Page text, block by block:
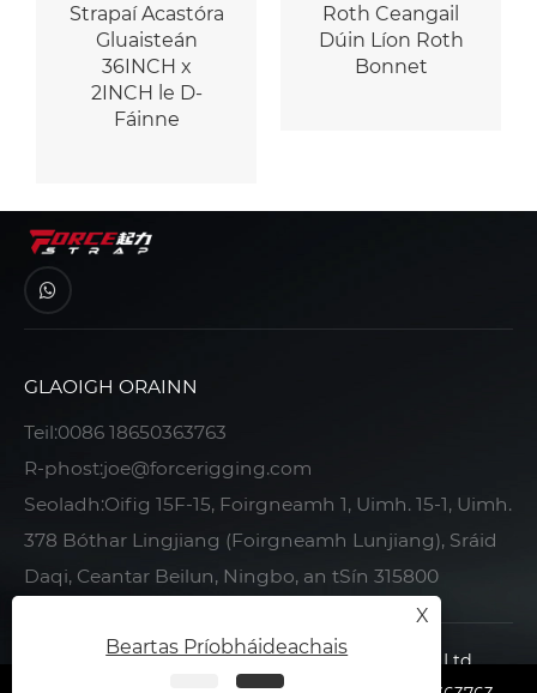
Strapaí Acastóra
Gluaisteán
36INCH x
2INCH le D-
Fáinne
Roth Ceangail
Dúin Líon Roth
Bonnet
GLAOIGH ORAINN
Teil:0086 18650363763
R-phost:joe@forcerigging.com
Seoladh:Oifig 15F-15, Foirgneamh 1, Uimh. 15-1, Uimh.
378 Bóthar Lingjiang (Foirgneamh Lunjiang), Sráid
Daqi, Ceantar Beilun, Ningbo, an tSín 315800
Cóipcheart © 2022 Ningbo Force Auto Parts Co., Ltd.
||| Beartas Príobháideachais
X
Beartas Príobháideachais